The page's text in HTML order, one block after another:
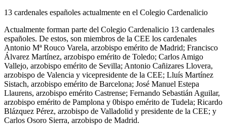
13 cardenales españoles actualmente en el Colegio Cardenalicio
Actualmente forman parte del Colegio Cardenalicio 13 cardenales
españoles. De estos, son miembros de la CEE los cardenales
Antonio Mª Rouco Varela, arzobispo emérito de Madrid; Francisco
Álvarez Martínez, arzobispo emérito de Toledo; Carlos Amigo
Vallejo, arzobispo emérito de Sevilla; Antonio Cañizares Llovera,
arzobispo de Valencia y vicepresidente de la CEE; Lluís Martínez
Sistach, arzobispo emérito de Barcelona; José Manuel Estepa
Llaurens, arzobispo emérito Castrense; Fernando Sebastián Aguilar,
arzobispo emérito de Pamplona y 0bispo emérito de Tudela; Ricardo
Blázquez Pérez, arzobispo de Valladolid y presidente de la CEE; y
Carlos Osoro Sierra, arzobispo de Madrid.